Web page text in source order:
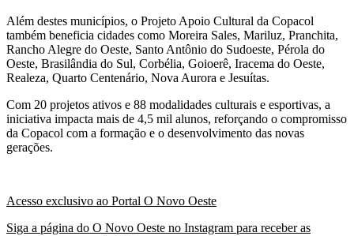
Além destes municípios, o Projeto Apoio Cultural da Copacol
também beneficia cidades como Moreira Sales, Mariluz, Pranchita,
Rancho Alegre do Oeste, Santo Antônio do Sudoeste, Pérola do
Oeste, Brasilândia do Sul, Corbélia, Goioerê, Iracema do Oeste,
Realeza, Quarto Centenário, Nova Aurora e Jesuítas.
Com 20 projetos ativos e 88 modalidades culturais e esportivas, a
iniciativa impacta mais de 4,5 mil alunos, reforçando o compromisso
da Copacol com a formação e o desenvolvimento das novas
gerações.
Acesso exclusivo ao Portal O Novo Oeste
Siga a página do O Novo Oeste no Instagram para receber as